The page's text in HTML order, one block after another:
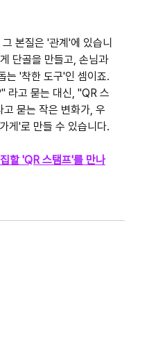
본질은 '관계'에 있습니
단골을 만들고, 손님과
는 '착한 도구'인 셈이죠.
라고 묻는 대신, "QR 스
묻는 작은 변화가, 우
게'로 만들 수 있습니다.
할 'QR 스탬프'를 만나